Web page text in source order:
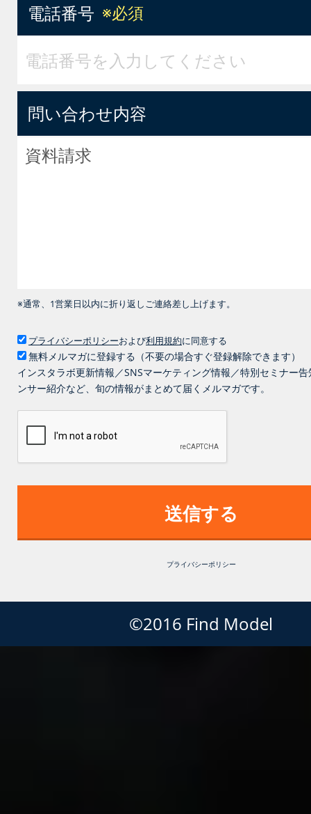
電話番号 ※必須
問い合わせ内容
※通常、1営業日以内に折り返しご連絡差し上げます。
プライバシーポリシーおよび利用規約に同意する
無料メルマガに登録する（不要の場合すぐ登録解除できます）
インスタラボ更新情報／SNSマーケティング情報／特別セミナー
ンサー紹介など、旬の情報がまとめて届くメルマガです。
送信する
プライバシーポリシー
©2016 Find Model